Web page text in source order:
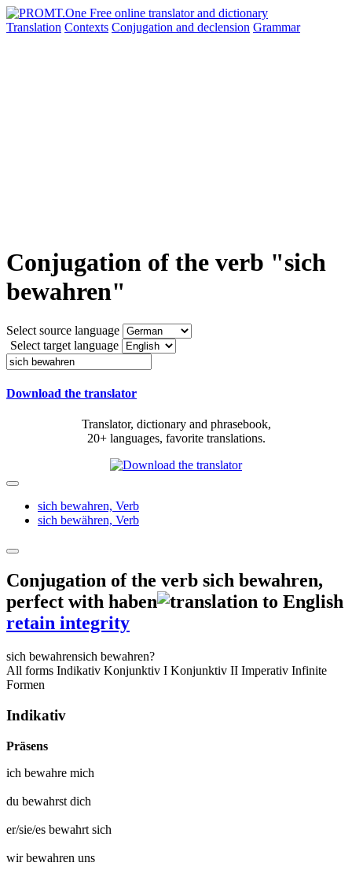
Translation Contexts Conjugation and declension Grammar
Conjugation of the verb "sich
bewahren"
Select source language
Select target language
Download the translator
Translator, dictionary and phrasebook,
20+ languages, favorite translations.
sich bewahren, Verb
sich bewähren, Verb
Conjugation of the verb sich bewahren,
perfect with haben
retain integrity
sich bewahrensich bewahren?
All forms Indikativ Konjunktiv I Konjunktiv II Imperativ Infinite
Formen
Indikativ
Präsens
ich bewahre mich
du bewahrst dich
er/sie/es bewahrt sich
wirbewahren uns